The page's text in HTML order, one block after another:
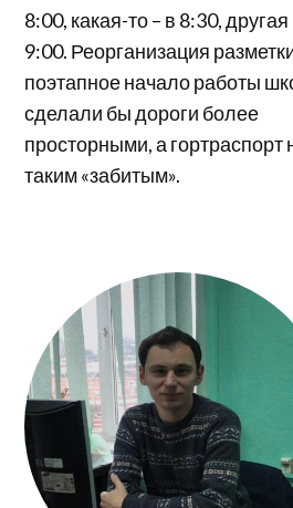
8:00, какая-то – в 8:30, другая
9:00. Реорганизация
поэтапное начало работы
сделали бы дороги более
просторными, а гортраспорт
таким «забитым».